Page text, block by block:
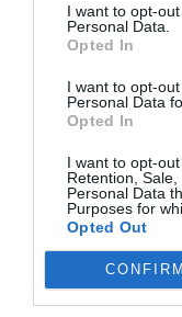
I want to opt-
Personal Data.
Opted In
I want to opt-
Personal Data
Opted In
I want to opt-
Retention,
Personal Data
Purposes for
Opted Out
CONFIRM
internacionales,
opción elegida.
asegurarse un
resultaba tan
beneficiaba?
Sea cual sea la
espectáculo de
se forma en la